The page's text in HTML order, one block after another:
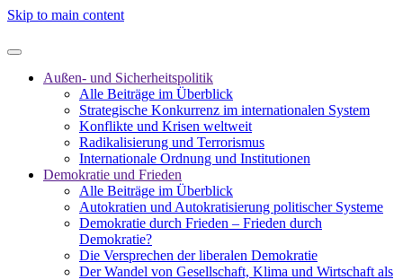
Skip to main content
Außen- und Sicherheitspolitik
Alle Beiträge im Überblick
Strategische Konkurrenz im internationalen System
Konflikte und Krisen weltweit
Radikalisierung und Terrorismus
Internationale Ordnung und Institutionen
Demokratie und Frieden
Alle Beiträge im Überblick
Autokratien und Autokratisierung politischer Systeme
Demokratie durch Frieden – Frieden durch
Demokratie?
Die Versprechen der liberalen Demokratie
Der Wandel von Gesellschaft, Klima und Wirtschaft als